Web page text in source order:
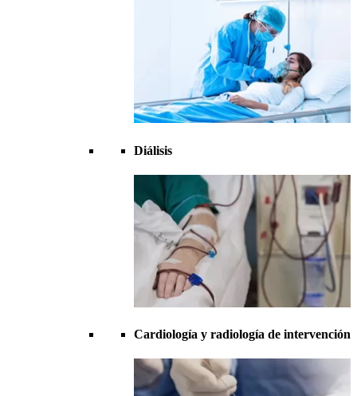
Diálisis
Cardiología y radiología de intervención